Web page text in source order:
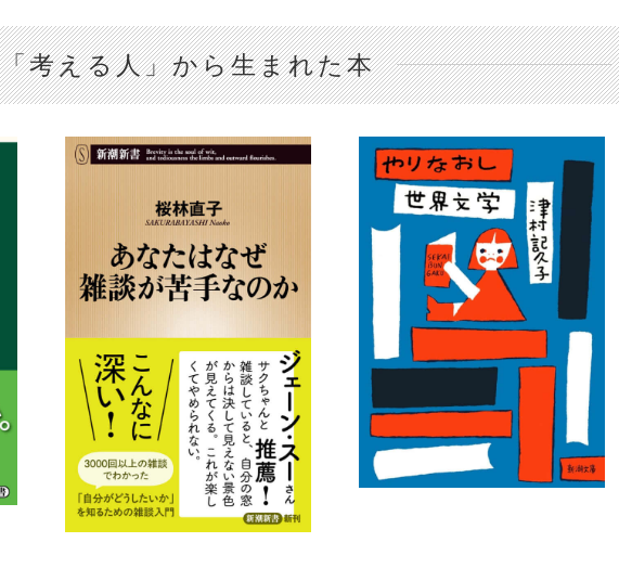
「考える人」から生まれた本